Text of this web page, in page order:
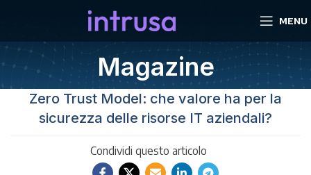
MENU
Magazine
Zero Trust Model: che valore ha per la
sicurezza delle risorse IT aziendali?
Condividi questo articolo